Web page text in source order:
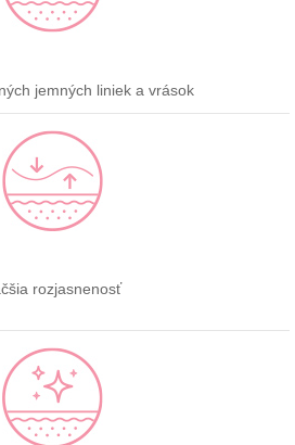
jemných liniek a vrások
rozjasnenosť